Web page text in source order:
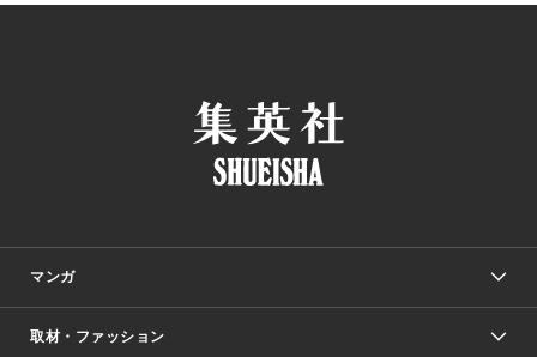
マンガ
少年マンガ
取材・ファッション